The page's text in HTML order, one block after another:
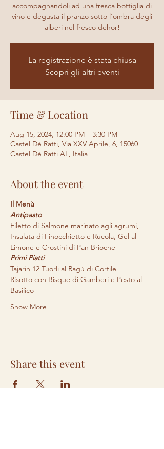
accompagnandoli ad una fresca bottiglia di
vino e degusta il pranzo sotto l'ombra degli
alberi nel fresco dehor!
La registrazione è stata chiusa
Scopri gli altri eventi
Time & Location
Aug 15, 2024, 12:00 PM – 3:30 PM
Castel Dè Ratti, Via XXV Aprile, 6, 15060
Castel Dè Ratti AL, Italia
About the event
Il Menù
Antipasto
Filetto di Salmone marinato agli agrumi,
Insalata di Finocchietto e Rucola, Gel al
Limone e Crostini di Pan Brioche
Primi Piatti
Tajarin 12 Tuorli al Ragù di Cortile
Risotto con Bisque di Gamberi e Pesto al
Basilico
Show More
Share this event